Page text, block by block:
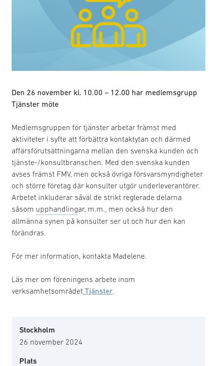
Den 26 november kl. 10.00 – 12.00 har medlemsgrupp
Tjänster möte
Medlemsgruppen för tjänster arbetar främst med
aktiviteter i syfte att förbättra kontaktytan och därmed
affärsförutsättningarna mellan den svenska kunden och
tjänste-/konsultbranschen. Med den svenska kunden
avses främst FMV, men också övriga försvarsmyndigheter
och större företag där konsulter utgör underleverantörer.
Arbetet inkluderar såväl de strikt reglerade delarna
såsom upphandlingar, m.m., men också hur den
allmänna synen på konsulter ser ut och hur den kan
förändras.
För mer information, kontakta Madelene.
Läs mer om föreningens arbete inom
verksamhetsområdet Tjänster.
Stockholm
26 november 2024
Plats